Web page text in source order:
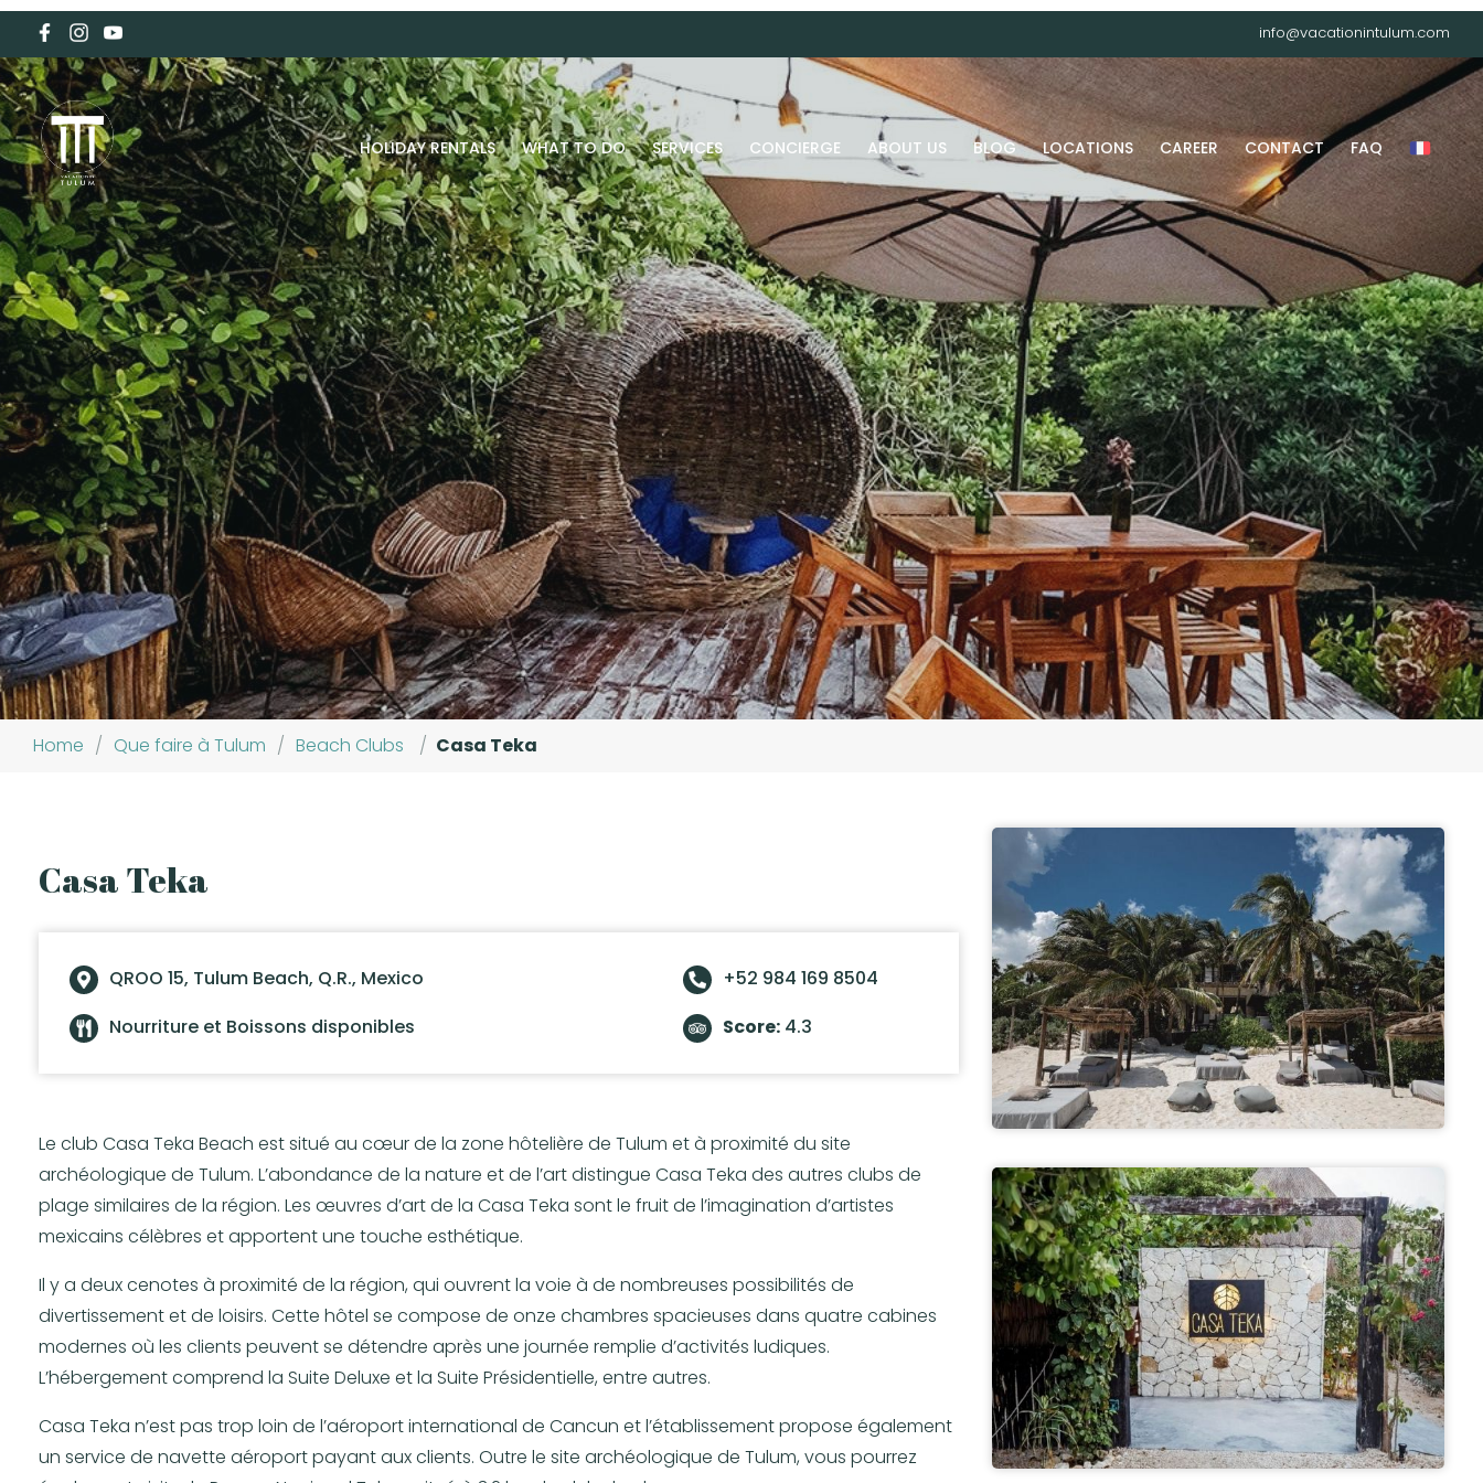
info@vacationintulum.com
HOLIDAY RENTALS WHAT TO DO SERVICES CONCIERGE ABOUT US BLOG LOCATIONS CAREER CONTACT FAQ
Home / Que faire à Tulum / Beach Clubs / Casa Teka
Casa Teka
QROO 15, Tulum Beach, Q.R., Mexico
+52 984 169 8504
Nourriture et Boissons disponibles
Score: 4.3
Le club Casa Teka Beach est situé au cœur de la zone hôtelière de Tulum et à proximité du site
archéologique de Tulum. L’abondance de la nature et de l’art distingue Casa Teka des autres clubs de
plage similaires de la région. Les œuvres d’art de la Casa Teka sont le fruit de l’imagination d’artistes
mexicains célèbres et apportent une touche esthétique.
Il y a deux cenotes à proximité de la région, qui ouvrent la voie à de nombreuses possibilités de
divertissement et de loisirs. Cette hôtel se compose de onze chambres spacieuses dans quatre cabines
modernes où les clients peuvent se détendre après une journée remplie d’activités ludiques.
L’hébergement comprend la Suite Deluxe et la Suite Présidentielle, entre autres.
Casa Teka n’est pas trop loin de l’aéroport international de Cancun et l’établissement propose également
un service de navette aéroport payant aux clients. Outre le site archéologique de Tulum, vous pourrez